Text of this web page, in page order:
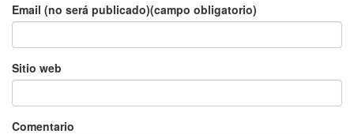
Email (no será publicado)(campo obligatorio)
Sitio web
Comentario